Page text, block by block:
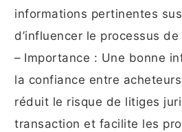
informations pertinentes
d’influencer le processus
– Importance : Une bonne
la confiance entre
réduit le risque de litiges
transaction et facilite les